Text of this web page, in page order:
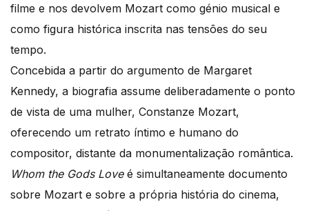
filme e nos devolvem Mozart como génio musical e
como figura histórica inscrita nas tensões do seu
tempo.
Concebida a partir do argumento de Margaret
Kennedy, a biografia assume deliberadamente o ponto
de vista de uma mulher, Constanze Mozart,
oferecendo um retrato íntimo e humano do
compositor, distante da monumentalização romântica.
Whom the Gods Loveé simultaneamente documento
sobre Mozart e sobre a própria história do cinema,